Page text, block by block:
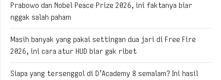
Prabowo dan Nobel Peace Prize 2026, ini faktanya biar
nggak salah paham
Masih banyak yang pakai settingan dua jari di Free Fire
2026, ini cara atur HUD biar gak ribet
Siapa yang tersenggol di D’Academy 8 semalam? Ini hasil